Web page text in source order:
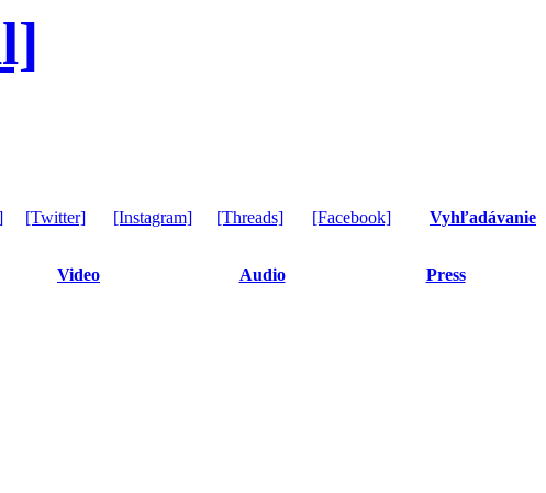
[Twitter] [Instagram] [Threads] [Facebook] Vyhľadávanie
Video Audio Press